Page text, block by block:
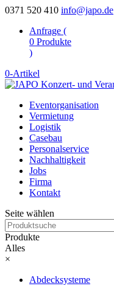
0371 520 410 info@japo.de
Anfrage (
0 Produkte
)
0-Artikel
Eventorganisation
Vermietung
Logistik
Casebau
Personalservice
Nachhaltigkeit
Jobs
Firma
Kontakt
Seite wählen
Produkte
Alles
×
Abdecksysteme